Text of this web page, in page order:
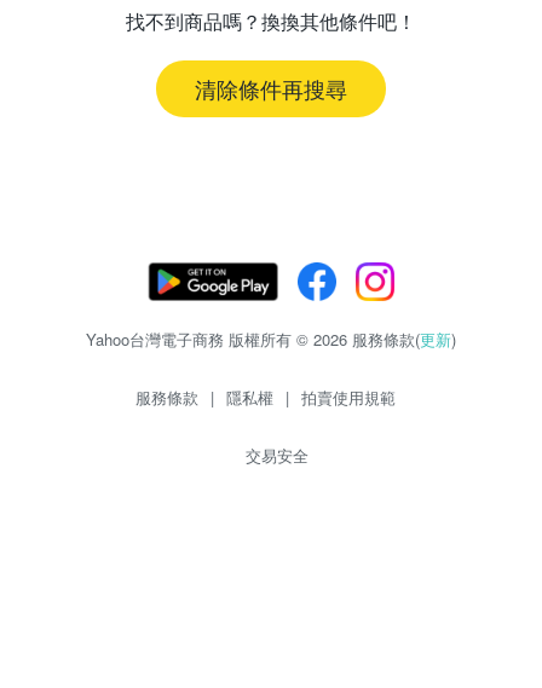
找不到商品嗎？換換其他條件吧！
清除條件再搜尋
Yahoo台灣電子商務 版權所有 © 2026 服務條款(更新)
服務條款 | 隱私權 | 拍賣使用規範
交易安全